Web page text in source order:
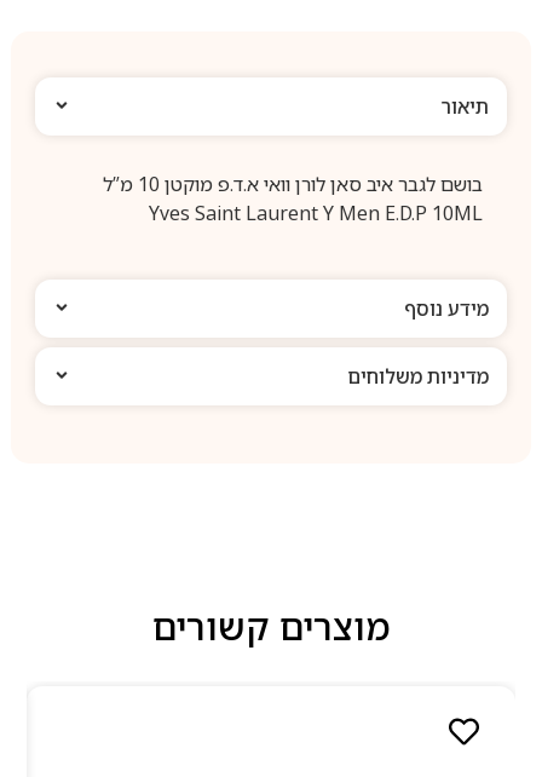
תיאור
בושם לגבר איב סאן לורן וואי א.ד.פ מוקטן 10 מ”ל
Yves Saint Laurent Y Men E.D.P 10ML
מידע נוסף
מדיניות משלוחים
מוצרים קשורים